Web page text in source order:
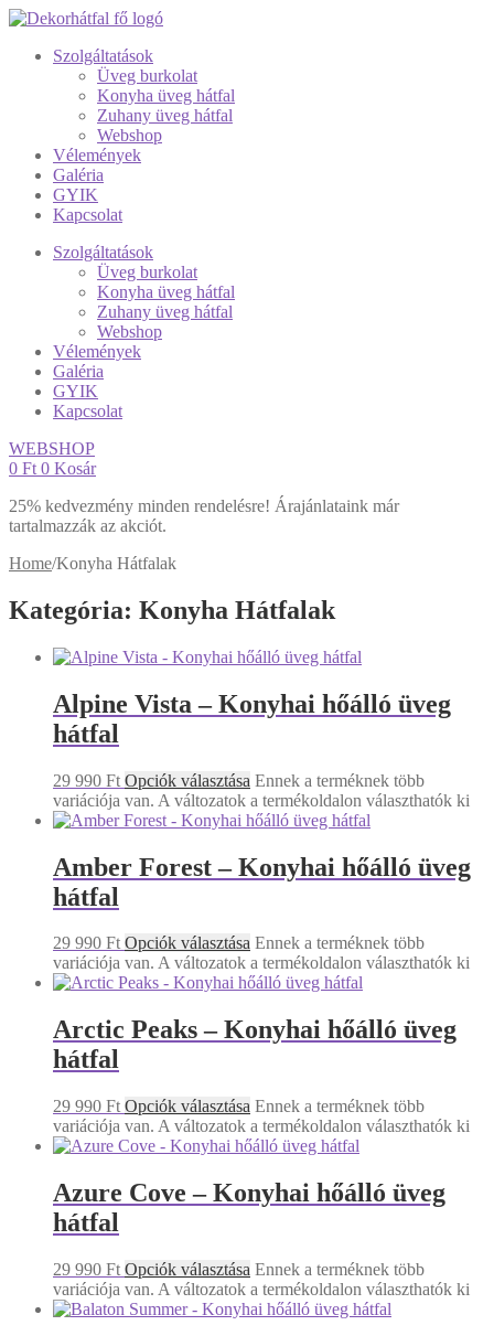
Szolgáltatások
Üveg burkolat
Konyha üveg hátfal
Zuhany üveg hátfal
Webshop
Vélemények
Galéria
GYIK
Kapcsolat
Szolgáltatások
Üveg burkolat
Konyha üveg hátfal
Zuhany üveg hátfal
Webshop
Vélemények
Galéria
GYIK
Kapcsolat
WEBSHOP
0 Ft 0 Kosár
25% kedvezmény minden rendelésre! Árajánlataink már
tartalmazzák az akciót.
Home/Konyha Hátfalak
Kategória: Konyha Hátfalak
Alpine Vista – Konyhai hőálló üveg
hátfal
29 990 Ft Opciók választása Ennek a terméknek több
variációja van. A változatok a termékoldalon választhatók ki
Amber Forest – Konyhai hőálló üveg
hátfal
29 990 Ft Opciók választása Ennek a terméknek több
variációja van. A változatok a termékoldalon választhatók ki
Arctic Peaks – Konyhai hőálló üveg
hátfal
29 990 Ft Opciók választása Ennek a terméknek több
variációja van. A változatok a termékoldalon választhatók ki
Azure Cove – Konyhai hőálló üveg
hátfal
29 990 Ft Opciók választása Ennek a terméknek több
variációja van. A változatok a termékoldalon választhatók ki